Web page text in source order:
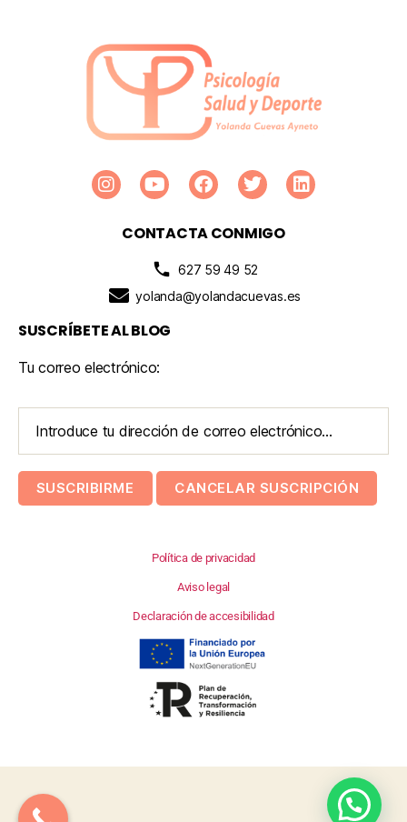
CONTACTA CONMIGO
627 59 49 52
yolanda@yolandacuevas.es
SUSCRÍBETE AL BLOG
Tu correo electrónico:
Política de privacidad
Aviso legal
Declaración de accesibilidad